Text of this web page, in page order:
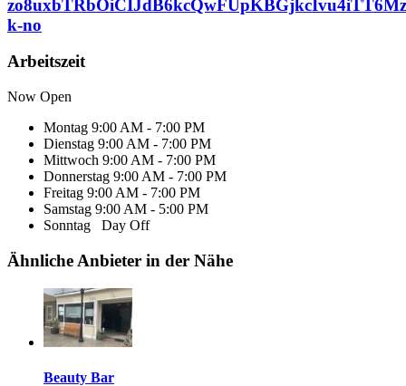
k-no
Arbeitszeit
Now Open
Montag 9:00 AM - 7:00 PM
Dienstag 9:00 AM - 7:00 PM
Mittwoch 9:00 AM - 7:00 PM
Donnerstag 9:00 AM - 7:00 PM
Freitag 9:00 AM - 7:00 PM
Samstag 9:00 AM - 5:00 PM
Sonntag Day Off
Ähnliche Anbieter in der Nähe
Beauty Bar